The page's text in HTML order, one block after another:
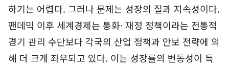
하기는 어렵다. 그러나 문제는 성장의 질과 지속성이다.
팬데믹 이후 세계경제는 통화· 재정 정책이라는 전통적
경기 관리 수단보다 각국의 산업 정책과 안보 전략에 의
해 더 크게 좌우되고 있다. 이는 성장률의 변동성이 특